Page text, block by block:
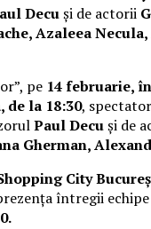
Decuși de actorii
Azaleea
pe 14 februarie,
la 18:30,
Paul Decuși de
Gherman,
City
întregii